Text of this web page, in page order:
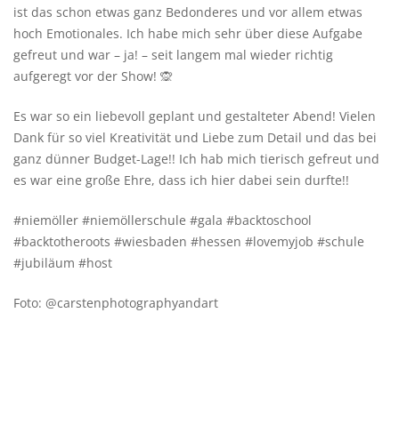
ist das schon etwas ganz Bedonderes und vor allem etwas
hoch Emotionales. Ich habe mich sehr über diese Aufgabe
gefreut und war – ja! – seit langem mal wieder richtig
aufgeregt vor der Show! 🙊
Es war so ein liebevoll geplant und gestalteter Abend! Vielen
Dank für so viel Kreativität und Liebe zum Detail und das bei
ganz dünner Budget-Lage!! Ich hab mich tierisch gefreut und
es war eine große Ehre, dass ich hier dabei sein durfte!!
#niemöller #niemöllerschule #gala #backtoschool
#backtotheroots #wiesbaden #hessen #lovemyjob #schule
#jubiläum #host
Foto: @carstenphotographyandart